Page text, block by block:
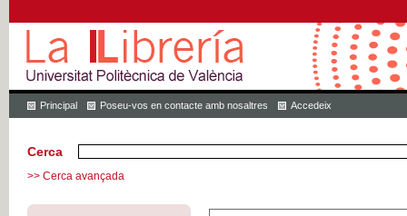
Principal Poseu-vos en contacte amb nosaltres Accedeix
Cerca
>> Cerca avançada